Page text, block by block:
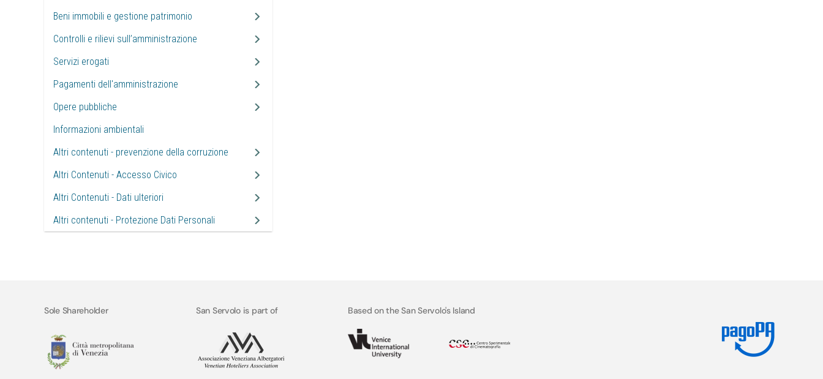
Beni immobili e gestione patrimonio
Controlli e rilievi sull’amministrazione
Servizi erogati
Pagamenti dell'amministrazione
Opere pubbliche
Informazioni ambientali
Altri contenuti - prevenzione della corruzione
Altri Contenuti - Accesso Civico
Altri Contenuti - Dati ulteriori
Altri contenuti - Protezione Dati Personali
Sole Shareholder San Servolo is part of Based on the San Servolo's Island